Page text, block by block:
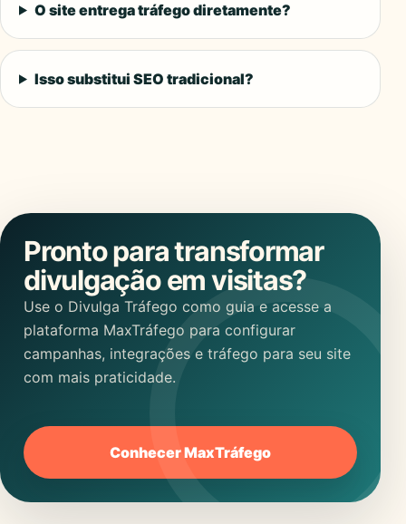
O site entrega tráfego diretamente?
Isso substitui SEO tradicional?
Pronto para transformar
divulgação em visitas?
Use o Divulga Tráfego como guia e acesse a
plataforma MaxTráfego para configurar
campanhas, integrações e tráfego para seu site
com mais praticidade.
Conhecer MaxTráfego